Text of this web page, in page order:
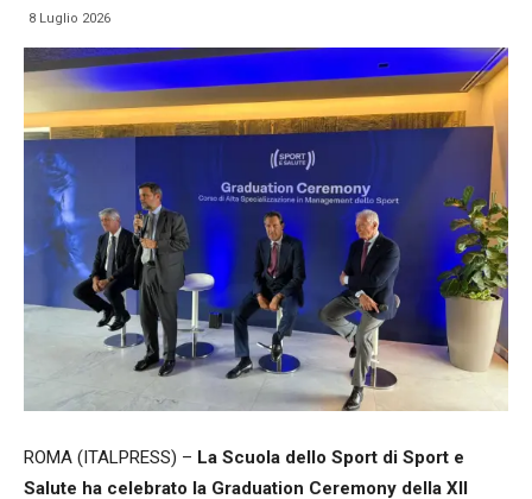
8 Luglio 2026
ROMA (ITALPRESS) – La Scuola dello Sport di Sport e
Salute ha celebrato la Graduation Ceremony della XII